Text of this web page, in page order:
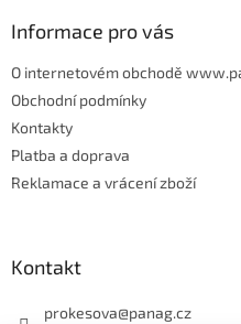
Informace pro vás
O internetovém obchodě
Obchodní podmínky
Kontakty
Platba a doprava
Reklamace a vrácení zboží
Kontakt
prokesova@panag.cz